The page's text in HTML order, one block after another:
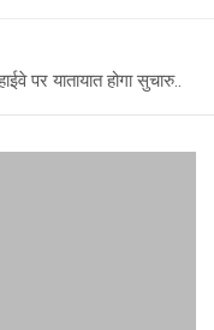
पर यातायात होगा सुचारु..